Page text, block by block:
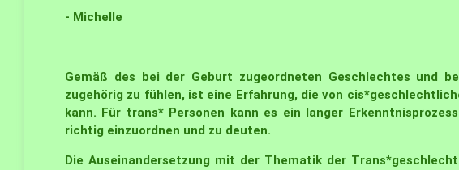
- Michelle
Gemäß des bei der Geburt zugeordneten Geschlechtes und
zugehörig zu fühlen, ist eine Erfahrung, die von
kann. Für trans* Personen kann es ein langer
richtig einzuordnen und zu deuten.
Die Auseinandersetzung mit der Thematik der